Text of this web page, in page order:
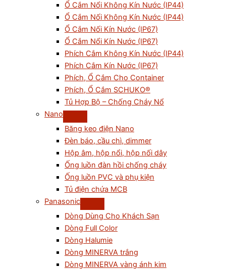
Ổ Cắm Nổi Không Kín Nước (IP44)
Ổ Cắm Nối Không Kín Nước (IP44)
Ổ Cắm Nối Kín Nước (IP67)
Ổ Cắm Nổi Kín Nước (IP67)
Phích Cắm Không Kín Nước (IP44)
Phích Cắm Kín Nước (IP67)
Phích, Ổ Cắm Cho Container
Phích, Ổ Cắm SCHUKO®
Tủ Hợp Bộ – Chống Cháy Nổ
Nano
Băng keo điện Nano
Đèn báo, cầu chì, dimmer
Hộp âm, hộp nổi, hộp nối dây
Ống luồn đàn hồi chống cháy
Ống luồn PVC và phụ kiện
Tủ điện chứa MCB
Panasonic
Dòng Dùng Cho Khách Sạn
Dòng Full Color
Dòng Halumie
Dòng MINERVA trắng
Dòng MINERVA vàng ánh kim